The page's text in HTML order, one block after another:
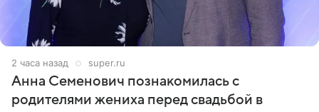
2 часа назад super.ru
Анна Семенович познакомилась с
родителями жениха перед свадьбой в